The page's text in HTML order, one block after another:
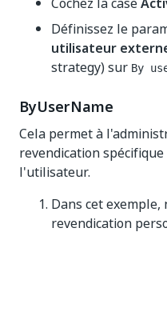
Définissez le
utilisateur
strategy) sur By
ByUserName
Cela permet à
revendication
l'utilisateur.
Dans cet
revendication